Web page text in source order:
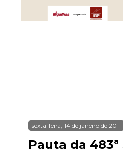
sexta-feira, 14 de janeiro de 2011
Pauta da